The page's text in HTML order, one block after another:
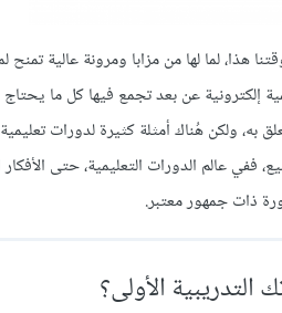
هذا، لما لها من مزابا ومرونة عالية
إلكترونية عن بعد تجمع فيها كل ما
به، ولكن هُناك أمثلة كثيرة لدورات
عالم الدورات التعليمية، حتى
ذات جمهور معتبر.
الأولى؟